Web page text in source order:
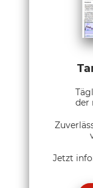
der
Jetzt